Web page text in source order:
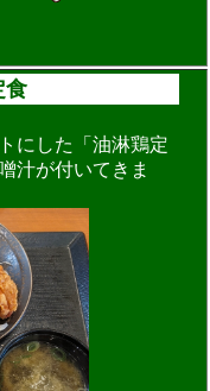
食
にした「油淋鶏定
汁が付いてきま